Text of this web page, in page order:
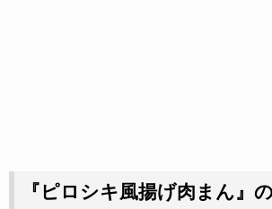
『ピロシキ風揚げ肉まん』